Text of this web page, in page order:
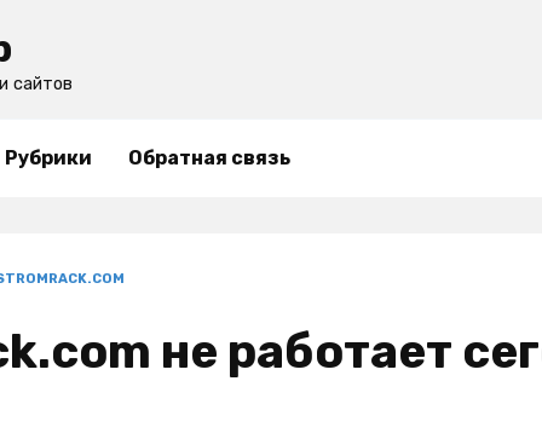
сайтов
Рубрики Обратная связь
не работает